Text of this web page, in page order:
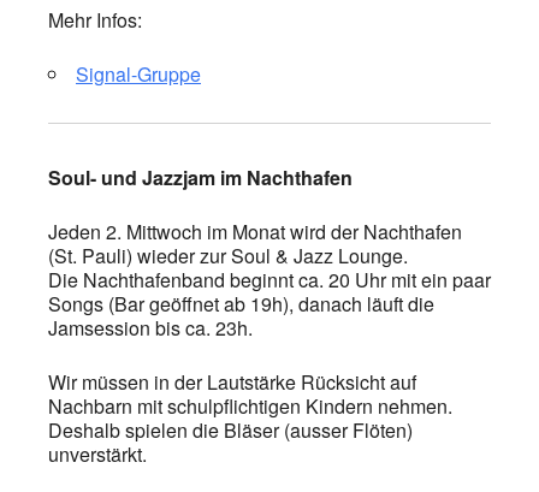
Mehr Infos:
Signal-Gruppe
Soul- und Jazzjam im Nachthafen
Jeden 2. Mittwoch im Monat wird der Nachthafen
(St. Pauli) wieder zur Soul & Jazz Lounge.
Die Nachthafenband beginnt ca. 20 Uhr mit ein paar
Songs (Bar geöffnet ab 19h), danach läuft die
Jamsession bis ca. 23h.
Wir müssen in der Lautstärke Rücksicht auf
Nachbarn mit schulpflichtigen Kindern nehmen.
Deshalb spielen die Bläser (ausser Flöten)
unverstärkt.